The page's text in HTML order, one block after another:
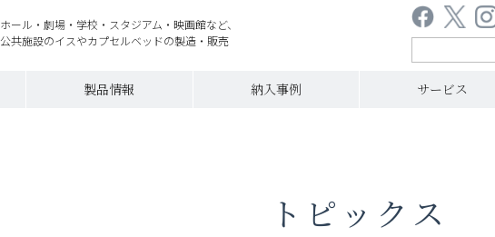
ホール・劇場・学校・スタジアム・映画館など、
公共施設のイスやカプセルベッドの製造・販売
製品情報 納入事例 サービス
トピックス